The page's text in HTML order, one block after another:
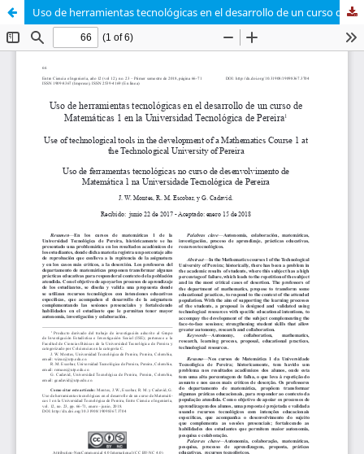
Uso de herramientas tecnológicas en el desarrollo de un curso de Matemáticas 1 en la Universidad Tecnológica de Pereira